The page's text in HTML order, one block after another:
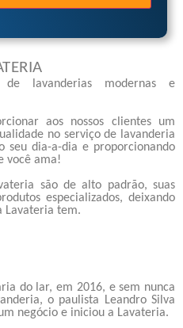
lavanderias modernas e
aos nossos clientes um
no serviço de lavanderia
seu dia-a-dia e proporcionando
você ama!
são de alto padrão, suas
especializados, deixando
Lavateria tem.
do lar, em 2016, e sem nunca
o paulista Leandro Silva
negócio e iniciou a Lavateria.